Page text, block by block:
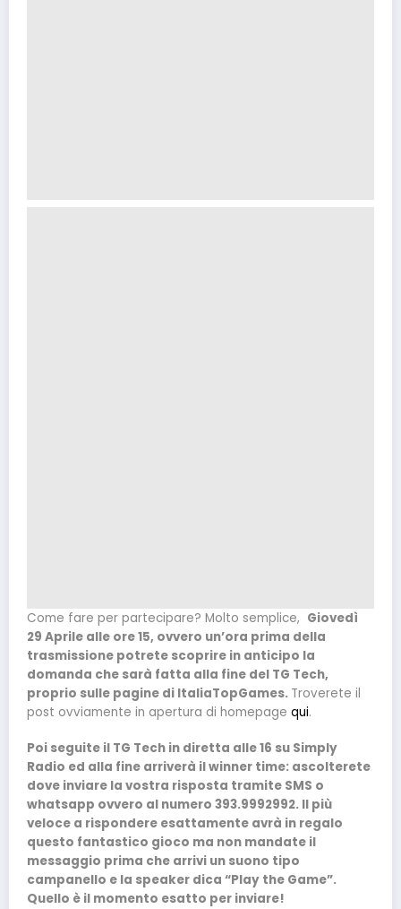
Come fare per partecipare? Molto semplice, Giovedì
29 Aprile alle ore 15, ovvero un’ora prima della
trasmissione potrete scoprire in anticipo la
domanda che sarà fatta alla fine del TG Tech,
proprio sulle pagine di ItaliaTopGames. Troverete il
post ovviamente in apertura di homepage qui.
Poi seguite il TG Tech in diretta alle 16 su Simply
Radio ed alla fine arriverà il winner time: ascolterete
dove inviare la vostra risposta tramite SMS o
whatsapp ovvero al numero 393.9992992. Il più
veloce a rispondere esattamente avrà in regalo
questo fantastico gioco ma non mandate il
messaggio prima che arrivi un suono tipo
campanello e la speaker dica “Play the Game”.
Quello è il momento esatto per inviare!